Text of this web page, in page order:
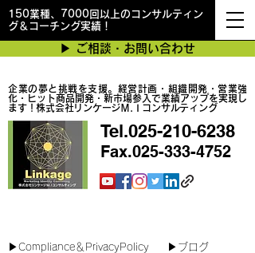
150業種、7000回以上のコンサルティン
グ＆コーチング実績！
企業の夢と挑戦を支援。経営計画・組織開発・営業強
化・ヒット商品開発・新市場参入で業績アップを実現し
ます！株式会社リンケージＭ.Ｉコンサルティング
▶︎ ご相談・お問い合わせ
Tel.025-210-6238
Fax.025-333-4752
▶︎Compliance＆PrivacyPolicy ▶︎ブログ